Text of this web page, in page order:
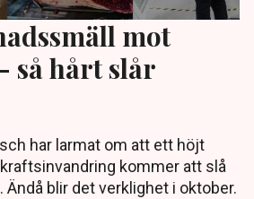
mot
så hårt slår
har larmat om att ett höjt
kommer att slå
blir det verklighet i oktober.